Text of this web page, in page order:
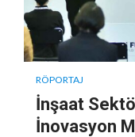
RÖPORTAJ
İnşaat
İnovasyon